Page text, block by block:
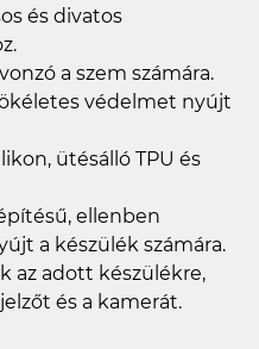
és divatos
a szem számára.
védelmet nyújt
ütésálló TPU és
ellenben
a készülék számára.
az adott készülékre,
és a kamerát.